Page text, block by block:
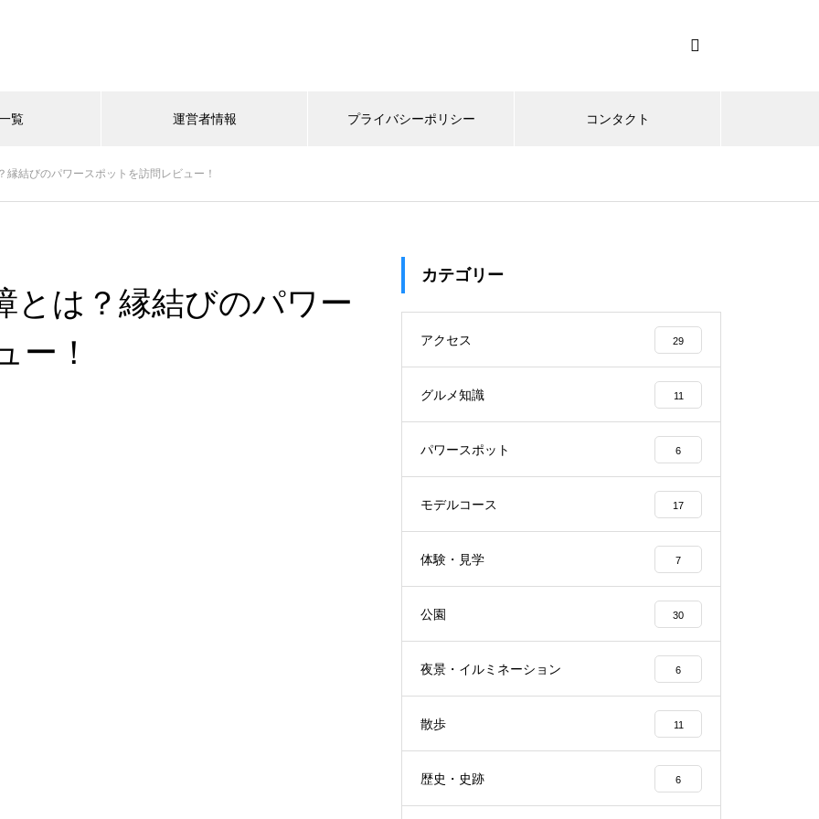
覧 運営者情報 プライバシーポリシー コンタクト
縁結びのパワースポットを訪問レビュー！
とは？縁結びのパワー
ー！
カテゴリー
アクセス 29
グルメ知識 11
パワースポット 6
モデルコース 17
体験・見学 7
公園 30
夜景・イルミネーション 6
散歩 11
歴史・史跡 6